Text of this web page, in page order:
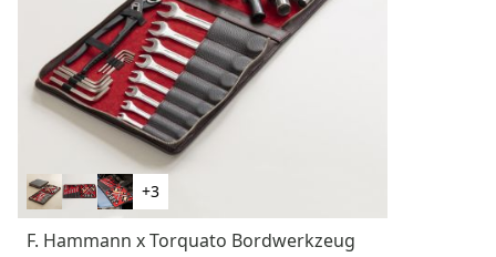
+3
F. Hammann x Torquato Bordwerkzeug